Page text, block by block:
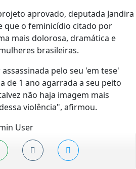
aprovado, deputada Jandira
que o feminicídio citado por
mais dolorosa, dramática e
brasileiras.
pelo seu 'em tese'
de 1 ano agarrada a seu peito
não haja imagem mais
violência", afirmou.
User